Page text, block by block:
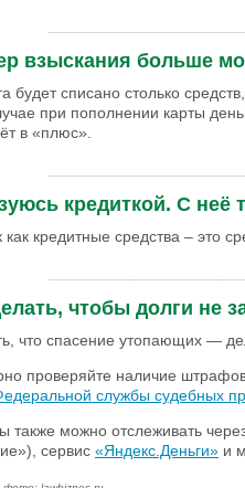
взыскания больше
будет списано столько
при пополнении карты
в «плюс».
кредиткой. С неё
как кредитные средства – это
чтобы долги не
что спасение утопающих —
проверяйте наличие
службы судебных
также можно отслеживать
сервис «Яндекс.Деньги» и